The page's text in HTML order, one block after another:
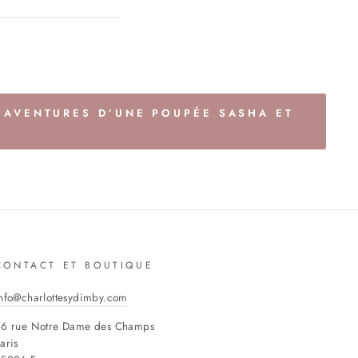
D’UNE POUPÉE SASHA ET
ET BOUTIQUE
rue Notre Dame des Champs